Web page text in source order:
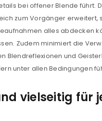
bei offener Blende führt.
zum Vorgänger erweitert,
alles abdecken
Zudem minimiert die
Blendreflexionen und
unter allen Bedingungen
vielseitig für